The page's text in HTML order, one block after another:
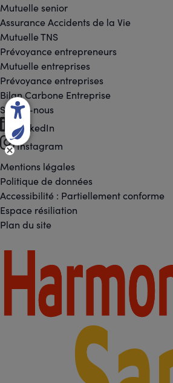
Mutuelle senior
Assurance Accidents de la Vie
Mutuelle TNS
Prévoyance entrepreneurs
Mutuelle entreprises
Prévoyance entreprises
Bilan Carbone Entreprise
Footer
-
Réseaux
sociaux
Suivez-nous
LinkedIn
Instagram
Footer
-
Liens
légaux
Mentions légales
Politique de données
Accessibilité : Partiellement conforme
Espace résiliation
Plan du site
Footer
Partenaires